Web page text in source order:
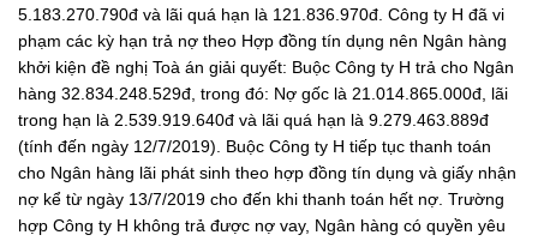
5.183.270.790đ và lãi quá hạn là 121.836.970đ. Công ty H đã vi
phạm các kỳ hạn trả nợ theo Hợp đồng tín dụng nên Ngân hàng
khởi kiện đề nghị Toà án giải quyết: Buộc Công ty H trả cho Ngân
hàng 32.834.248.529đ, trong đó: Nợ gốc là 21.014.865.000đ, lãi
trong hạn là 2.539.919.640đ và lãi quá hạn là 9.279.463.889đ
(tính đến ngày 12/7/2019). Buộc Công ty H tiếp tục thanh toán
cho Ngân hàng lãi phát sinh theo hợp đồng tín dụng và giấy nhận
nợ kể từ ngày 13/7/2019 cho đến khi thanh toán hết nợ. Trường
hợp Công ty H không trả được nợ vay, Ngân hàng có quyền yêu